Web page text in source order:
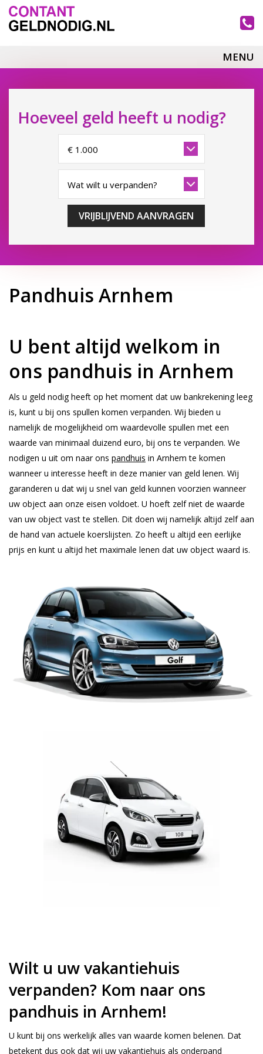
MENU
Hoeveel geld heeft u nodig?
VRIJBLIJVEND AANVRAGEN
Pandhuis Arnhem
U bent altijd welkom in
ons pandhuis in Arnhem
Als u geld nodig heeft op het moment dat uw bankrekening leeg
is, kunt u bij ons spullen komen verpanden. Wij bieden u
namelijk de mogelijkheid om waardevolle spullen met een
waarde van minimaal duizend euro, bij ons te verpanden. We
nodigen u uit om naar ons pandhuis in Arnhem te komen
wanneer u interesse heeft in deze manier van geld lenen. Wij
garanderen u dat wij u snel van geld kunnen voorzien wanneer
uw object aan onze eisen voldoet. U hoeft zelf niet de waarde
van uw object vast te stellen. Dit doen wij namelijk altijd zelf aan
de hand van actuele koerslijsten. Zo heeft u altijd een eerlijke
prijs en kunt u altijd het maximale lenen dat uw object waard is.
Wilt u uw vakantiehuis
verpanden? Kom naar ons
pandhuis in Arnhem!
U kunt bij ons werkelijk alles van waarde komen belenen. Dat
betekent dus ook dat wij uw vakantiehuis als onderpand